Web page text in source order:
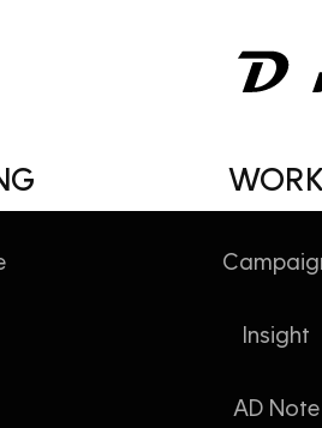
WORK
Insight
AD Note
고객에게 다가가